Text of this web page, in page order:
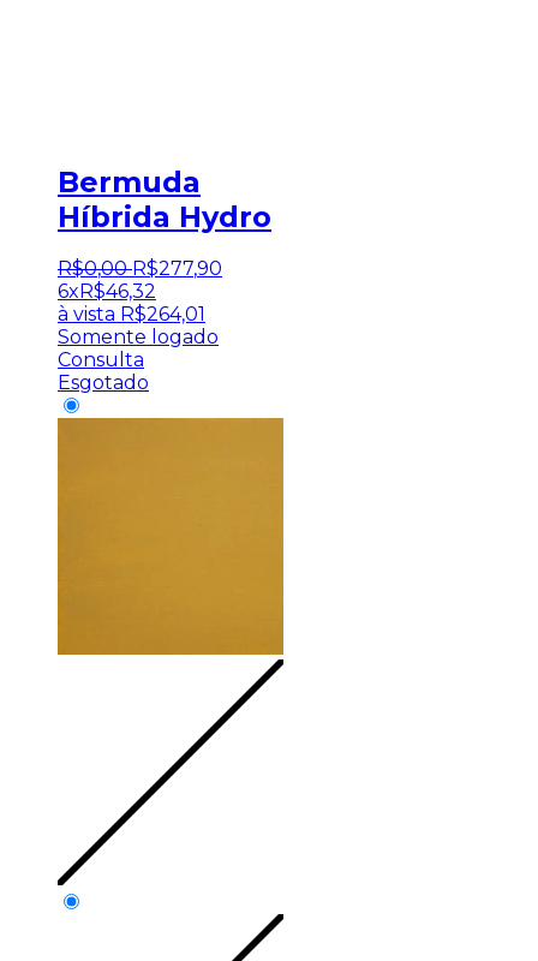
Bermuda
Híbrida Hydro
R$0,00 R$277,90
6x R$46,32
à vista R$264,01
Somente logado
Consulta
Esgotado